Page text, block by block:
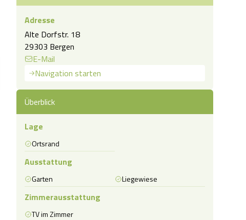
Adresse
Alte Dorfstr. 18
29303 Bergen
E-Mail
Navigation starten
Überblick
Lage
Ortsrand
Ausstattung
Garten Liegewiese
Zimmerausstattung
TV im Zimmer